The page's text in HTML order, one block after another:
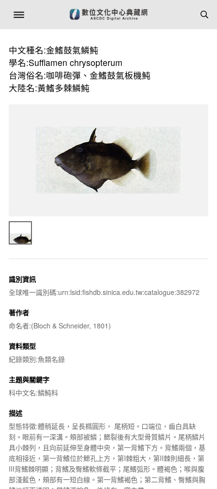
中文種名:金鰭鼓氣鱗魨
學名:Sufflamen chrysopterum
台灣俗名:咖啡砲彈、金鰭鼓氣板機魨
大陸名:黃鰭多棘鱗魨
識別資訊
全球唯一識別碼:urn:lsid:fishdb.sinica.edu.tw:catalogue:382972
著作者
命名者:(Bloch & Schneider, 1801)
資料類型
紀錄類別:魚類名錄
主題與關鍵字
科中文名:鱗魨科
描述
型態特徵:體稍延長，呈長橢圓形， 尾柄短。口端位，齒白具缺
刻。眼前有一深溝。頰部被鱗；鰓裂後有大型骨質鱗片。尾柄鱗片
具小棘列，且向前延伸至身體中央，第一背鰭下方。背鰭兩個，基
底相接近，第一背鰭位於鰓孔上方，第I棘粗大，第II棘則細長，第
III背鰭棘明顯；背鰭及臀鰭軟條截平；尾鰭弧形。體褐色；喉與腹
部淺藍色，頰部有一短白線。第一背鰭褐色；第二背鰭、臀鰭與胸